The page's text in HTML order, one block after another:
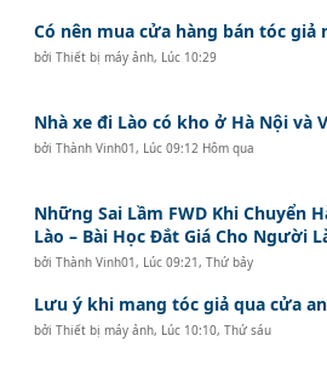
Có nên mua cửa hàng bán tóc giả
bởiThiết bị máy ảnh, Lúc 10:29
Nhà xe đi Lào có kho ở Hà Nội và
bởiThành Vinh01 , Lúc 09:12 Hôm qua
Những Sai Lầm FWD Khi Chuyển
Lào – Bài Học Đắt Giá Cho Người
bởiThành Vinh01 , Lúc 09:21, Thứ bảy
Lưu ý khi mang tóc giả qua cửa
bởiThiết bị máy ảnh, Lúc 10:10, Thứ sáu